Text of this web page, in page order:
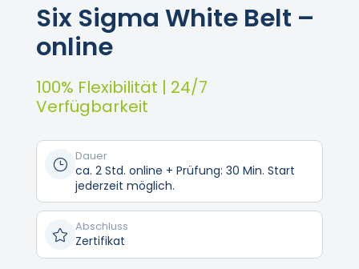
Six Sigma White Belt –
online
100% Flexibilität | 24/7
Verfügbarkeit
}
Dauer
ca. 2 Std. online + Prüfung: 30 Min. Start
jederzeit möglich.

Abschluss
Zertifikat